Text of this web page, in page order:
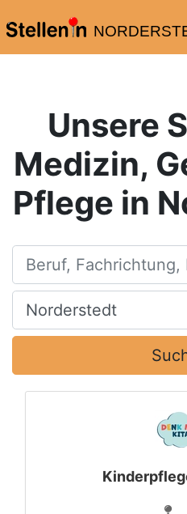
Unsere
Medizin,
Pflege in
Beruf, Fachrichtung, Firma
Ort, Stadt